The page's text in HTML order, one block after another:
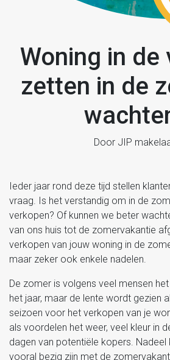
Woning in de
zetten in de
Door JIP
Ieder jaar rond deze tijd stellen
vraag. Is het verstandig om in de
verkopen? Of kunnen we beter
van ons huis tot de zomervakantie
verkopen van jouw woning in de
maar zeker ook enkele nadelen.
De zomer is volgens veel mensen
het jaar, maar de lente wordt gezien
seizoen voor het verkopen van je
als voordelen het weer, veel kleur in
dagen van potentiële kopers. Nadeel
vooral bezig zijn met de